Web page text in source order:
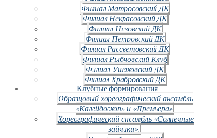
Филиал Матросовский ДК
Филиал Некрасовский ДК
Филиал Низовский ДК
Филиал Петровский ДК
Филиал Рассветовский ДК
Филиал Рыбновский Клуб
Филиал Ушаковский ДК
Филиал Храбровский ДК
Клубные формирования
Образцовый хореографический ансамбль
«Калейдоскоп» и «Премьера»
Хореографический ансамбль «Солнечные
зайчики».